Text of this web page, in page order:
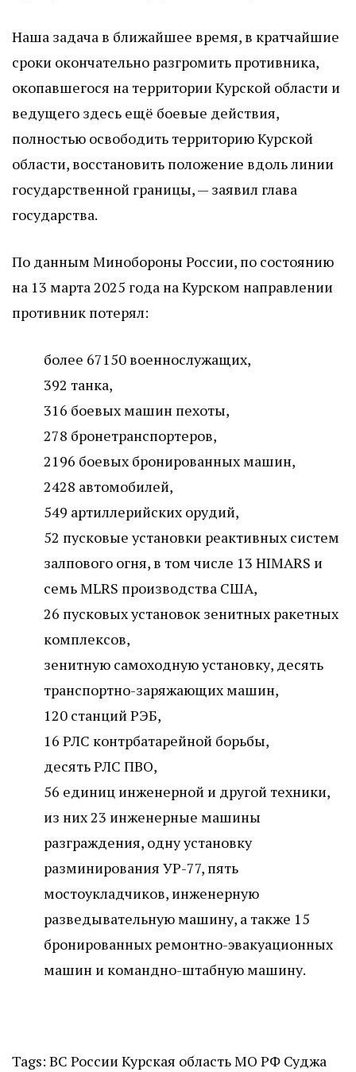
Наша задача в ближайшее время, в кратчайшие
сроки окончательно разгромить противника,
окопавшегося на территории Курской области и
ведущего здесь ещё боевые действия,
полностью освободить территорию Курской
области, восстановить положение вдоль линии
государственной границы, — заявил глава
государства.
По данным Минобороны России, по состоянию
на 13 марта 2025 года на Курском направлении
противник потерял:
более 67150 военнослужащих,
392 танка,
316 боевых машин пехоты,
278 бронетранспортеров,
2196 боевых бронированных машин,
2428 автомобилей,
549 артиллерийских орудий,
52 пусковые установки реактивных систем
залпового огня, в том числе 13 HIMARS и
семь MLRS производства США,
26 пусковых установок зенитных ракетных
комплексов,
зенитную самоходную установку, десять
транспортно-заряжающих машин,
120 станций РЭБ,
16 РЛС контрбатарейной борьбы,
десять РЛС ПВО,
56 единиц инженерной и другой техники,
из них 23 инженерные машины
разграждения, одну установку
разминирования УР-77, пять
мостоукладчиков, инженерную
разведывательную машину, а также 15
бронированных ремонтно-эвакуационных
машин и командно-штабную машину.
Tags: ВС России Курская областьМО РФ Суджа